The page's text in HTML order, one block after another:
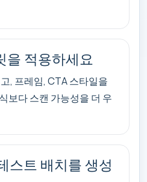
을 적용하세요
, 프레임, CTA 스타일을
보다 스캔 가능성을 더 우
스트 배치를 생성